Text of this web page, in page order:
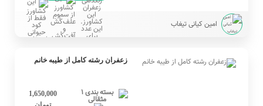
امین کیانی تیغاب
زعفران رشته کامل از طیبه خانم
1,650,000